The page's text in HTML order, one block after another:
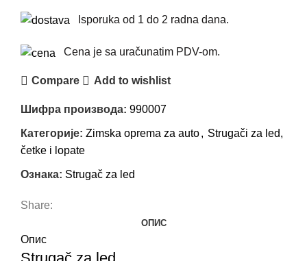
Isporuka od 1 do 2 radna dana.
Cena je sa uračunatim PDV-om.
Compare Add to wishlist
Шифра производа: 990007
Категорије: Zimska oprema za auto, Strugači za led,
četke i lopate
Ознака: Strugač za led
Share:
ОПИС
Опис